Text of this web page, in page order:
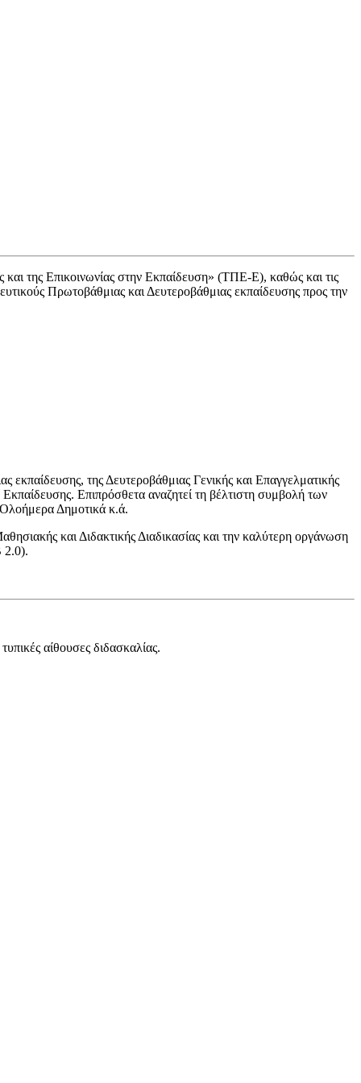
της Επικοινωνίας στην Εκπαίδευση» (ΤΠΕ-Ε), καθώς και τις
Πρωτοβάθμιας και Δευτεροβάθμιας εκπαίδευσης προς την
εκπαίδευσης, της Δευτεροβάθμιας Γενικής και Επαγγελματικής
Επιπρόσθετα αναζητεί τη βέλτιστη συμβολή των
Δημοτικά κ.ά.
και Διδακτικής Διαδικασίας και την καλύτερη οργάνωση
2.0).
αίθουσες διδασκαλίας.